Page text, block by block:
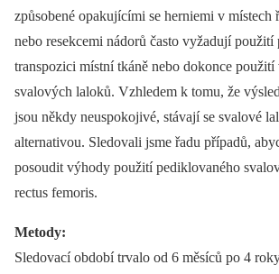
způsobené opakujícími se herniemi v místech
nebo resekcemi nádorů často vyžadují
transpozici místní tkáně nebo dokonce použití
svalových laloků. Vzhledem k tomu, že
jsou někdy neuspokojivé, stávají se svalové
alternativou. Sledovali jsme řadu případů,
posoudit výhody použití pediklovaného
rectus femoris.
Metody:
Sledovací období trvalo od 6 měsíců po 4